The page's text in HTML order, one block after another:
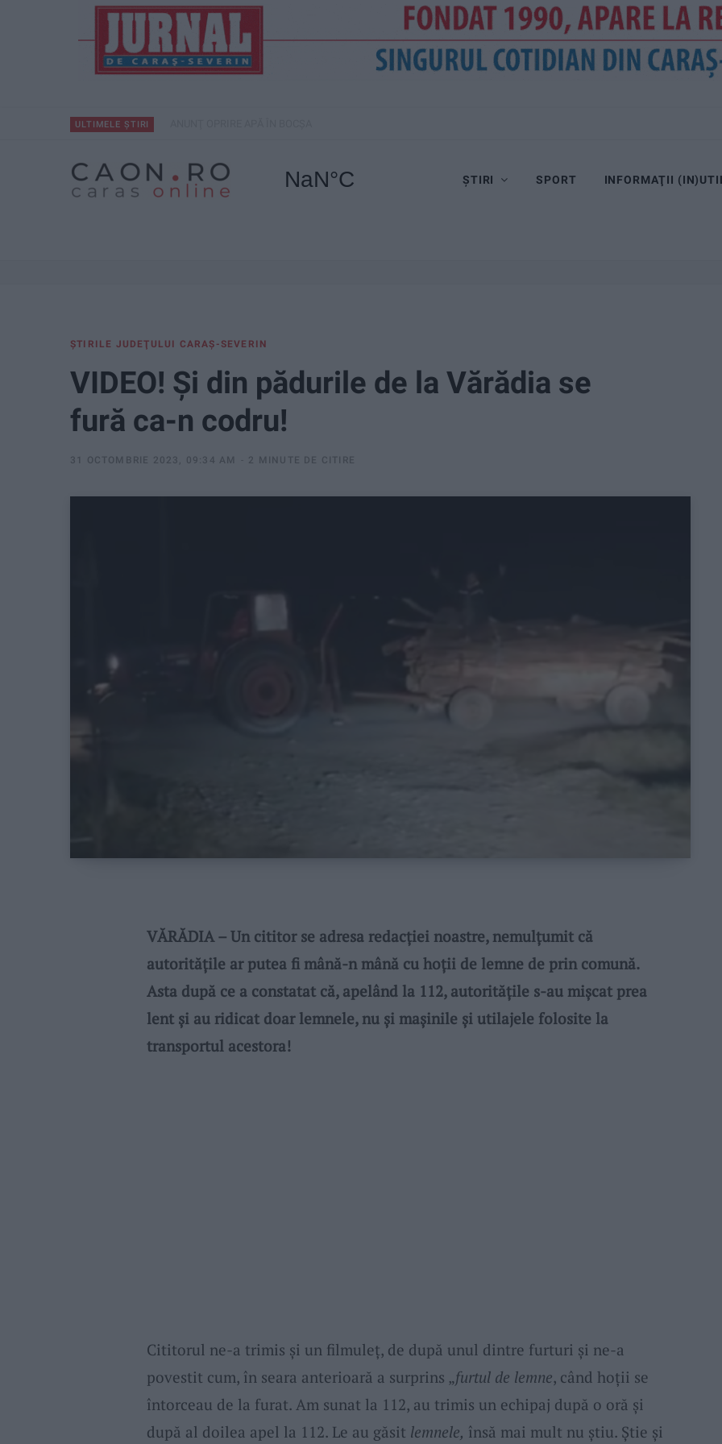
ULTIMELE ȘTIRI
ȘTIRI SPORT INFORMAŢII
ŞTIRILE JUDEŢULUI CARAŞ-SEVERIN
VIDEO! Și din pădurile de la Vărădia se
fură ca-n codru!
31 OCTOMBRIE 2023, 09:34 AM 2 MINUTE DE CITIRE
VĂRĂDIA – Un cititor se adresa redacției noastre, nemulțumit că
autoritățile ar putea fi mână-n mână cu hoții de lemne de prin comună.
Asta după ce a constatat că, apelând la 112, autoritățile s-au mișcat prea
lent și au ridicat doar lemnele, nu și mașinile și utilajele folosite la
transportul acestora!
Cititorul ne-a trimis și un filmuleț, de după unul dintre furturi și ne-a
povestit cum, în seara anterioară a surprins „furtul de lemne, când hoții se
întorceau de la furat. Am sunat la 112, au trimis un echipaj după o oră și
după al doilea apel la 112. Le au găsit lemnele, însă mai mult nu știu. Știe și